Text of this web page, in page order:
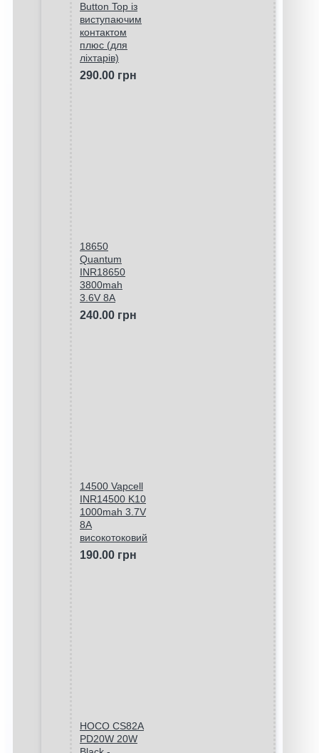
Button Top із
виступаючим
контактом
плюс (для
ліхтарів)
290.00 грн
18650
Quantum
INR18650
3800mah
3.6V 8A
240.00 грн
14500 Vapcell
INR14500 K10
1000mah 3.7V
8A
високотоковий
190.00 грн
HOCO CS82A
PD20W 20W